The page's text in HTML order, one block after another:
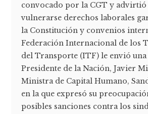
convocado por la CGT y
vulnerarse derechos laborales
la Constitución y convenios
Federación Internacional de los
del Transporte (ITF) le envió
Presidente de la Nación, Javier
Ministra de Capital Humano,
en la que expresó su
posibles sanciones contra los